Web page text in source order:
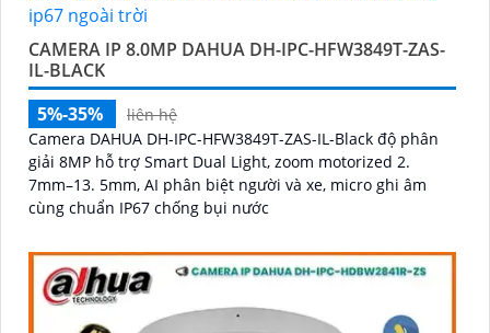
CAMERA IP 8.0MP DAHUA DH-IPC-HFW3849T-ZAS-
IL-BLACK
5%-35%
liên hệ
Camera DAHUA DH-IPC-HFW3849T-ZAS-IL-Black độ phân
giải 8MP hỗ trợ Smart Dual Light, zoom motorized 2.
7mm–13. 5mm, AI phân biệt người và xe, micro ghi âm
cùng chuẩn IP67 chống bụi nước